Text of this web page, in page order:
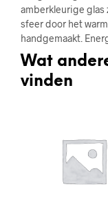
amberkleurige glas
sfeer door het
handgemaakt.
Wat
vinden